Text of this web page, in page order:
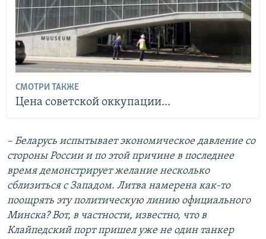
СМОТРИ ТАКЖЕ
Цена советской оккупации...
– Беларусь испытывает экономическое давление со
стороны России и по этой причине в последнее
время демонстрирует желание несколько
сблизиться с Западом. Литва намерена как-то
поощрять эту политическую линию официального
Минска? Вот, в частности, известно, что в
Клайпедский порт пришел уже не один танкер